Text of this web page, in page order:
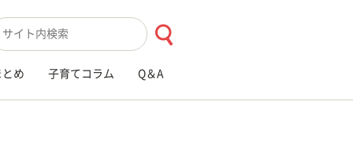
キーワード入力
とめ 子育てコラム Q＆A